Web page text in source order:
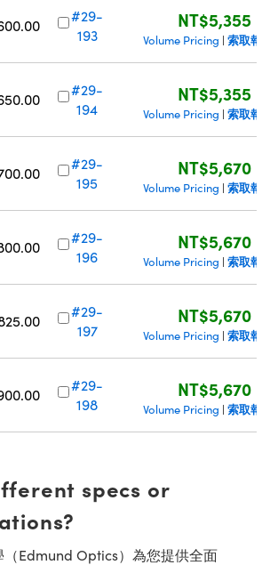
#29-
193
NT$5,355
Volume Pricing | 索取報
#29-
194
NT$5,355
Volume Pricing | 索取報
#29-
195
NT$5,670
Volume Pricing | 索取報
#29-
196
NT$5,670
Volume Pricing | 索取報
#29-
197
NT$5,670
Volume Pricing | 索取報
#29-
198
NT$5,670
Volume Pricing | 索取報
specs or
（Edmund Optics）為您提供全面